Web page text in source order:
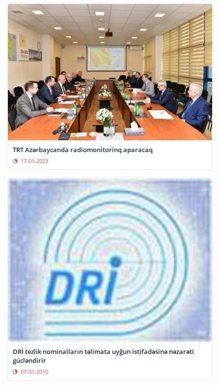
TRT Azərbaycanda radiomonitorinq aparacaq
17-01-2023
DRİ tezlik nominalların təlimata uyğun istifadəsinə nəzarəti
gücləndirir
07-01-2010